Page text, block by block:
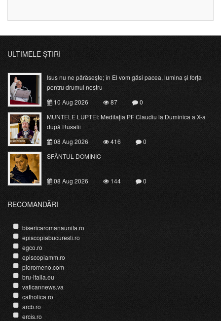
ULTIMELE ȘTIRI
Isus nu ne părăsește; în El vom găsi pacea, lumina și forța
pentru drumul nostru
10 Aug 2026
87
0
MUNTELE LUPTEI: Meditația PF Claudiu la Duminica a X-a
după Rusalii
08 Aug 2026
416
0
SFÂNTUL DOMINIC
08 Aug 2026 144 0
RECOMANDĂRI
bisericaromanaunita.ro
episcopiabucuresti.ro
egco.ro
episcopiamm.ro
pioromeno.com
bru-italia.eu
vaticannews.va
catholica.ro
arcb.ro
ercis.ro